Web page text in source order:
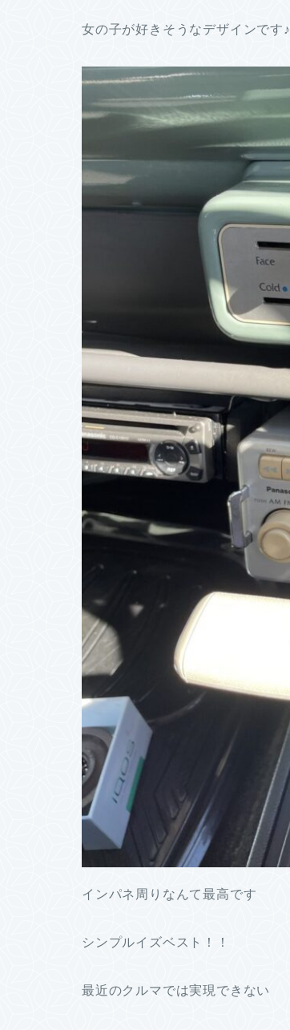
女の子が好きそうなデザインです♪
インパネ周りなんて最高です
シンプルイズベスト！！
最近のクルマでは実現できない